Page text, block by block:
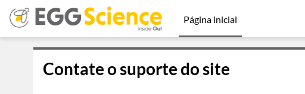
Ir para o conteúdo principal
Página inicial
Contate o suporte do site